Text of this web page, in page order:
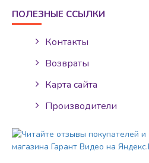
ПОЛЕЗНЫЕ ССЫЛКИ
Контакты
Возвраты
Карта сайта
Производители